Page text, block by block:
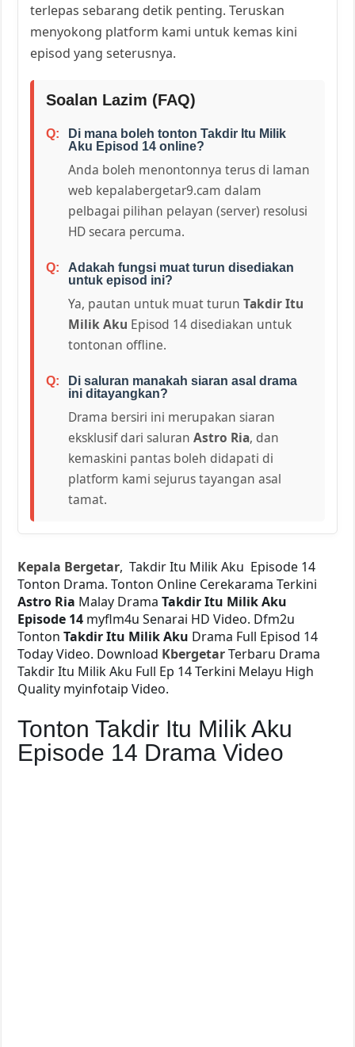
terlepas sebarang detik penting. Teruskan
menyokong platform kami untuk kemas kini
episod yang seterusnya.
Soalan Lazim (FAQ)
Di mana boleh tonton Takdir Itu Milik
Aku Episod 14 online?
Anda boleh menontonnya terus di laman
web kepalabergetar9.cam dalam
pelbagai pilihan pelayan (server) resolusi
HD secara percuma.
Adakah fungsi muat turun disediakan
untuk episod ini?
Ya, pautan untuk muat turunTakdir Itu
Milik Aku Episod 14 disediakan untuk
tontonan offline.
Di saluran manakah siaran asal drama
ini ditayangkan?
Drama bersiri ini merupakan siaran
eksklusif dari saluranAstro Ria, dan
kemaskini pantas boleh didapati di
platform kami sejurus tayangan asal
tamat.
Kepala Bergetar, Takdir Itu Milik Aku Episode 14
Tonton Drama. Tonton Online Cerekarama Terkini
Astro Ria Malay DramaTakdir Itu Milik Aku
Episode 14 myflm4u Senarai HD Video. Dfm2u
TontonTakdir Itu Milik Aku Drama Full Episod 14
Today Video. Download KbergetarTerbaru Drama
Takdir Itu Milik Aku Full Ep 14 Terkini Melayu High
Quality myinfotaip Video.
Tonton Takdir Itu Milik Aku
Episode 14 Drama Video